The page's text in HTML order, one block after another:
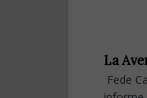
La
Fede